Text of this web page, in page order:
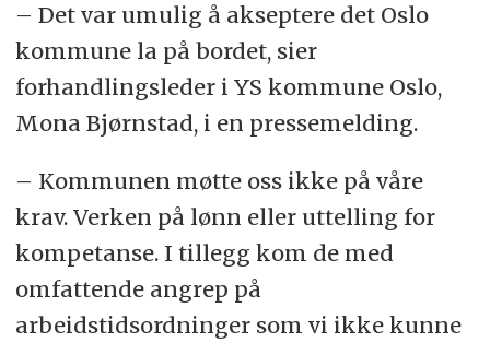
– Det var umulig å akseptere det Oslo
kommune la på bordet, sier
forhandlingsleder i YS kommune Oslo,
Mona Bjørnstad, i en pressemelding.
– Kommunen møtte oss ikke på våre
krav. Verken på lønn eller uttelling for
kompetanse. I tillegg kom de med
omfattende angrep på
arbeidstidsordninger som vi ikke kunne